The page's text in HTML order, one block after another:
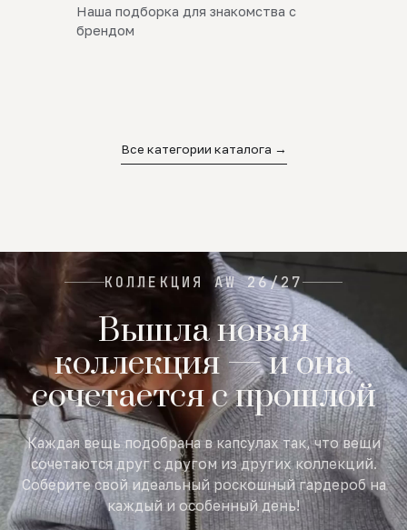
Наша подборка для знакомства с
брендом
Новинки
SALE
Все категории каталога →
КОЛЛЕКЦИЯ AW 26/27
Вышла новая
коллекция — и она
сочетается с прошлой
Каждая вещь подобрана в капсулах так, что вещи
сочетаются друг с другом из других коллекций.
Соберите свой идеальный роскошный гардероб на
каждый и особенный день!